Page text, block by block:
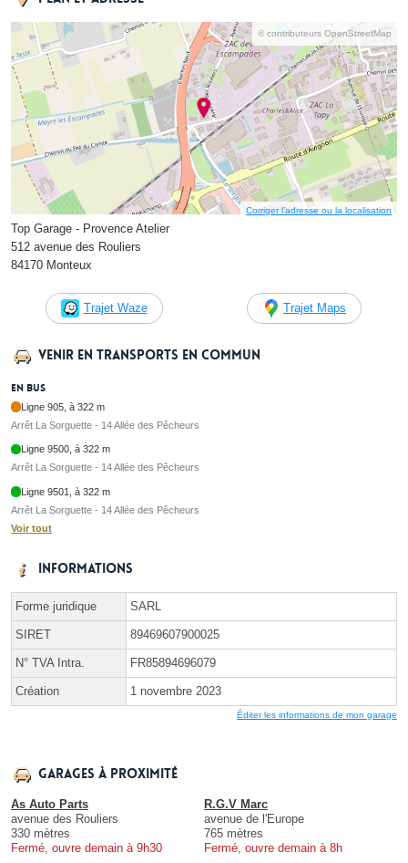
© contributeurs OpenStreetMap
Corriger l’adresse ou la localisation
Top Garage - Provence Atelier
512 avenue des Rouliers
84170 Monteux
Trajet Waze Trajet Maps
Venir en transports en commun
En bus
Ligne 905, à 322 m
Arrêt La Sorguette - 14 Allée des Pêcheurs
Ligne 9500, à 322 m
Arrêt La Sorguette - 14 Allée des Pêcheurs
Ligne 9501, à 322 m
Arrêt La Sorguette - 14 Allée des Pêcheurs
Voir tout
Informations
Forme juridique SARL
SIRET 89469607900025
N° TVA Intra. FR85894696079
Création 1 novembre 2023
Éditer les informations de mon garage
Garages à proximité
As Auto Parts
avenue des Rouliers
330 mètres
Fermé, ouvre demain à 9h30
R.G.V Marc
avenue de l'Europe
765 mètres
Fermé, ouvre demain à 8h